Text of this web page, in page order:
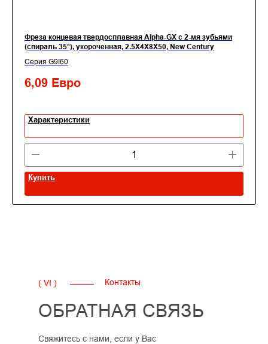
Фреза концевая твердосплавная Alpha-GX c 2-мя зубьями
(спираль 35°), укороченная, 2.5X4X8X50, New Century
Серия G9I60
6,09 Евро
Характеристики
Купить
ОБРАТНАЯ СВЯЗЬ
Свяжитесь с нами, если у Вас
( VI ) Контакты